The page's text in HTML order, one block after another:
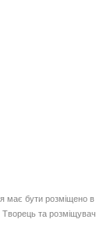
має бути розміщено в
Творець та розміщувач